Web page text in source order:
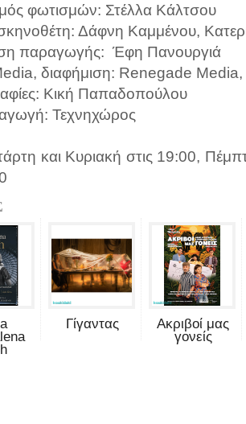
φωτισμών: Στέλλα Κάλτσου
Δάφνη Καμμένου,
παραγωγής: Έφη Πανουργιά
διαφήμιση: Renegade
Κική Παπαδοπούλου
Τεχνηχώρος
και Κυριακή στις 19:00,
Γίγαντας
Ακριβοί μας
γονείς